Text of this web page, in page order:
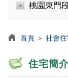
桃園東門
首頁 ＞ 社會
住宅簡